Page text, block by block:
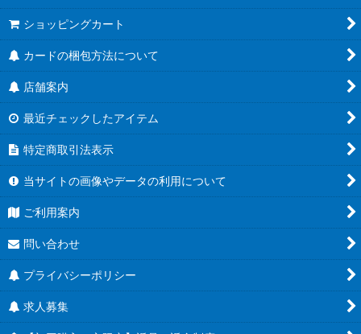
ショッピングカート
カードの梱包方法について
店舗案内
最近チェックしたアイテム
特定商取引法表示
当サイトの画像やデータの利用について
ご利用案内
問い合わせ
プライバシーポリシー
求人募集